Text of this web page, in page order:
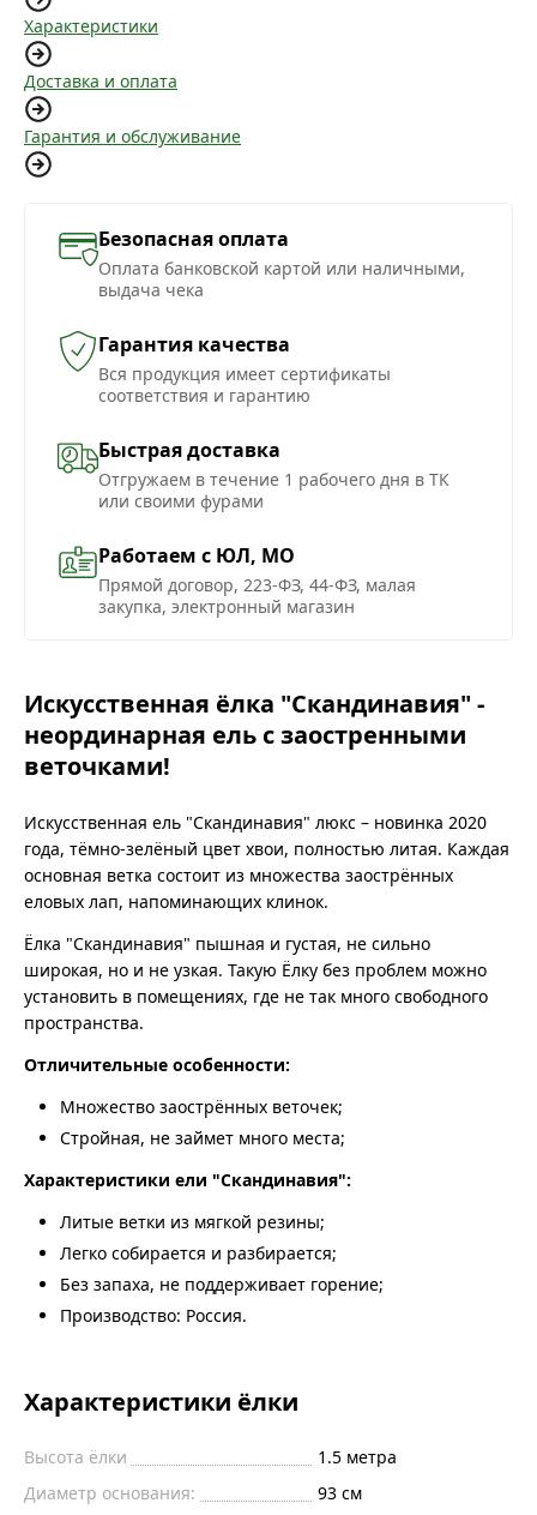
Характеристики
Доставка и оплата
Гарантия и обслуживание
Безопасная оплата
Оплата банковской картой или наличными,
выдача чека
Гарантия качества
Вся продукция имеет сертификаты
соответствия и гарантию
Быстрая доставка
Отгружаем в течение 1 рабочего дня в ТК
или своими фурами
Работаем с ЮЛ, МО
Прямой договор, 223-ФЗ, 44-ФЗ, малая
закупка, электронный магазин
Искусственная ёлка "Скандинавия" -
неординарная ель с заостренными
веточками!
Искусственная ель "Скандинавия" люкс – новинка 2020
года, тёмно-зелёный цвет хвои, полностью литая. Каждая
основная ветка состоит из множества заострённых
еловых лап, напоминающих клинок.
Ёлка "Скандинавия" пышная и густая, не сильно
широкая, но и не узкая. Такую Ёлку без проблем можно
установить в помещениях, где не так много свободного
пространства.
Отличительные особенности:
Множество заострённых веточек;
Стройная, не займет много места;
Характеристики ели "Скандинавия":
Литые ветки из мягкой резины;
Легко собирается и разбирается;
Без запаха, не поддерживает горение;
Производство: Россия.
Характеристики ёлки
Высота ёлки 1.5 метра
Диаметр основания:
93 см